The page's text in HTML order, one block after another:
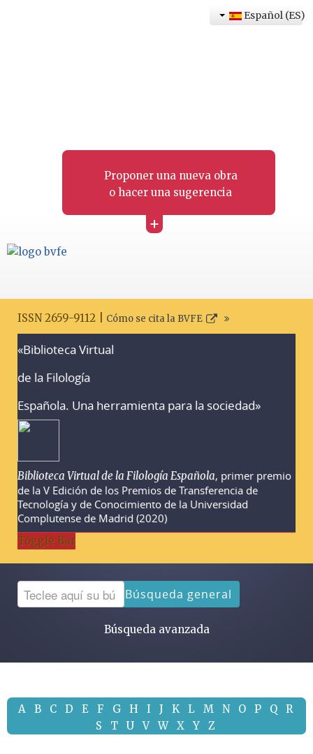
Proponer una nueva obra
o hacer una sugerencia
+
Español (ES)
ISSN 2659-9112 | Cómo se cita la BVFE
«Biblioteca Virtual
de la Filología
Española. Una herramienta para la sociedad»
Biblioteca Virtual de la Filología Española, primer premio
de la V Edición de los Premios de Transferencia de
Tecnología y de Conocimiento de la Universidad
Complutense de Madrid (2020)
Toggle Bar
Búsqueda general
Búsqueda avanzada
A B C D E F G H I J K L M N O P Q
R
S
T U V W X Y Z